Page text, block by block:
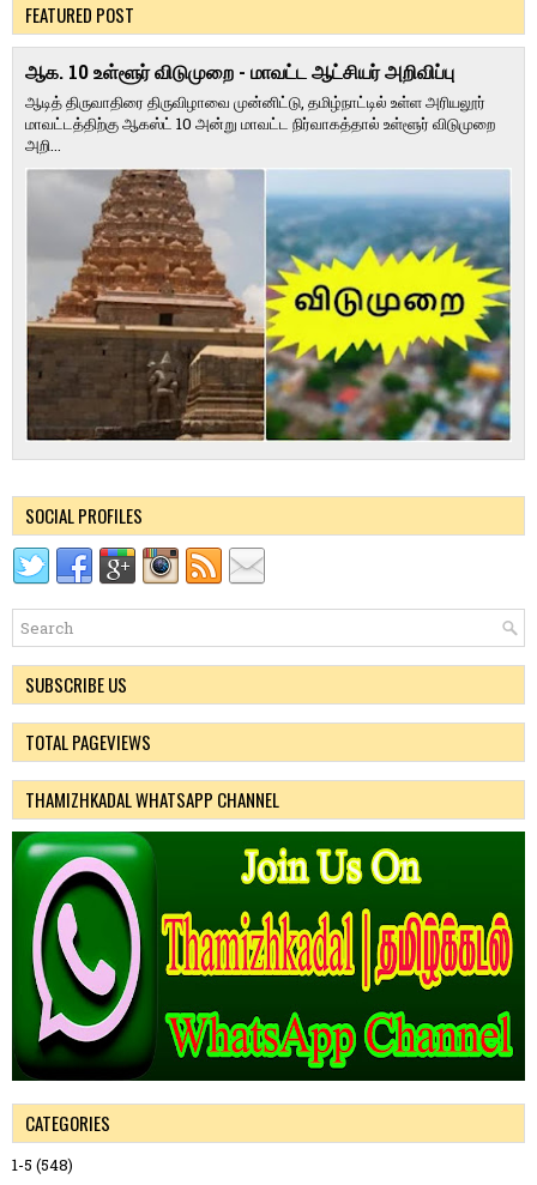
FEATURED POST
ஆக. 10 உள்ளூர் விடுமுறை - மாவட்ட ஆட்சியர் அறிவிப்பு
ஆடித் திருவாதிரை திருவிழாவை முன்னிட்டு, தமிழ்நாட்டில் உள்ள அரியலூர்
மாவட்டத்திற்கு ஆகஸ்ட் 10 அன்று மாவட்ட நிர்வாகத்தால் உள்ளூர் விடுமுறை
அறி...
SOCIAL PROFILES
SUBSCRIBE US
TOTAL PAGEVIEWS
THAMIZHKADAL WHATSAPP CHANNEL
CATEGORIES
1-5 (548)